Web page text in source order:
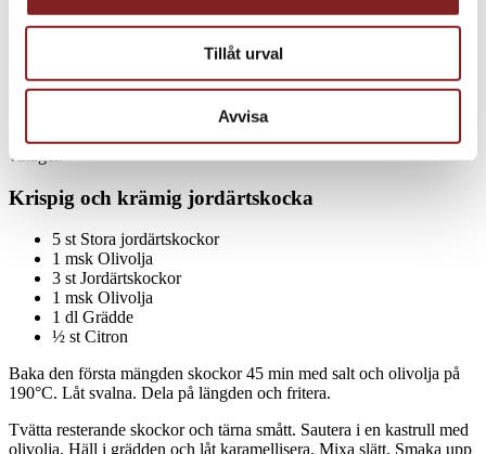
Tillåt urval
Avvisa
50 g Krusbär
Reducera fonden till simmig konsistens. Montera ner smöret. Skala
och tärna jordärtskockan smått. Dela krusbären på mitten. Klipp
smörgåskrassen. Blanda ner allt i såsen. Smaka upp med salt och
vinäger.
Krispig och krämig jordärtskocka
5 st Stora jordärtskockor
1 msk Olivolja
3 st Jordärtskockor
1 msk Olivolja
1 dl Grädde
½ st Citron
Baka den första mängden skockor 45 min med salt och olivolja på
190°C. Låt svalna. Dela på längden och fritera.
Tvätta resterande skockor och tärna smått. Sautera i en kastrull med
olivolja. Häll i grädden och låt karamellisera. Mixa slätt. Smaka upp